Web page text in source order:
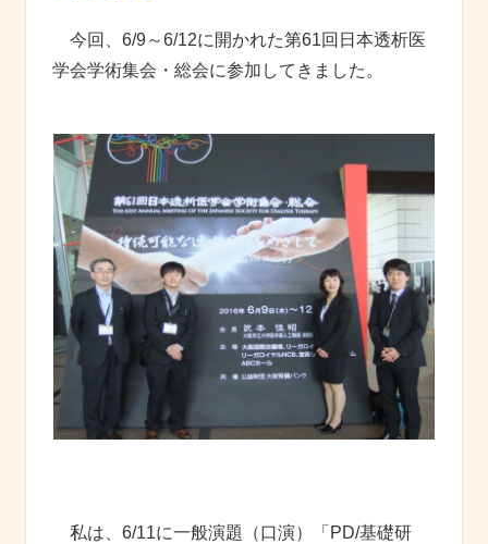
今回、6/9～6/12に開かれた第61回日本透析医
学会学術集会・総会に参加してきました。
私は、6/11に一般演題（口演）「PD/基礎研